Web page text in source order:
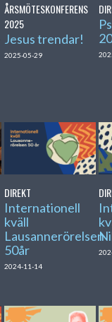
ÅRSMÖTESKONFERENS
2025
Jesus trendar!
2025-05-29
DIREKT
Internationell
kväll
Lausannerörelsen
50år
2024-11-14